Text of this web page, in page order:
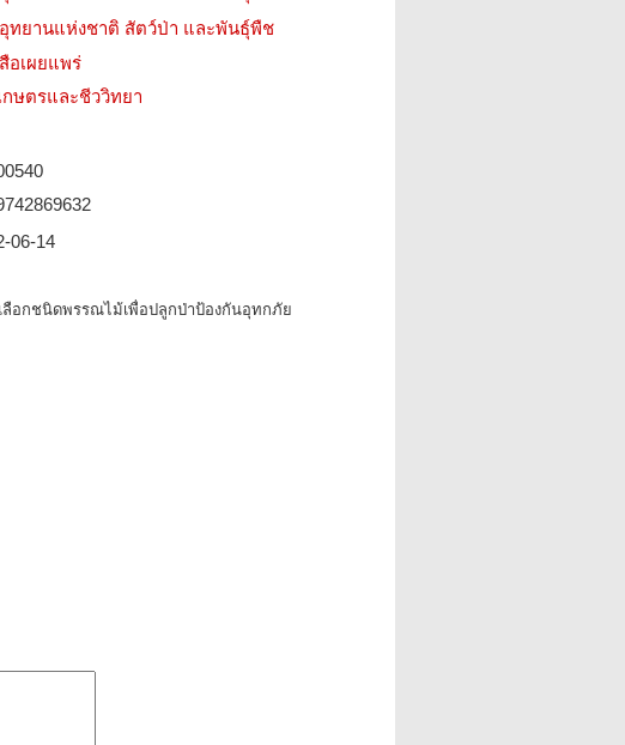
ทยานแห่งชาติ สัตว์ป่า และพันธุ์พืช
อเผยแพร่
กษตรและชีววิทยา
06-14
ลือกชนิดพรรณไม้เพื่อปลูกป่าป้องกันอุทกภัย